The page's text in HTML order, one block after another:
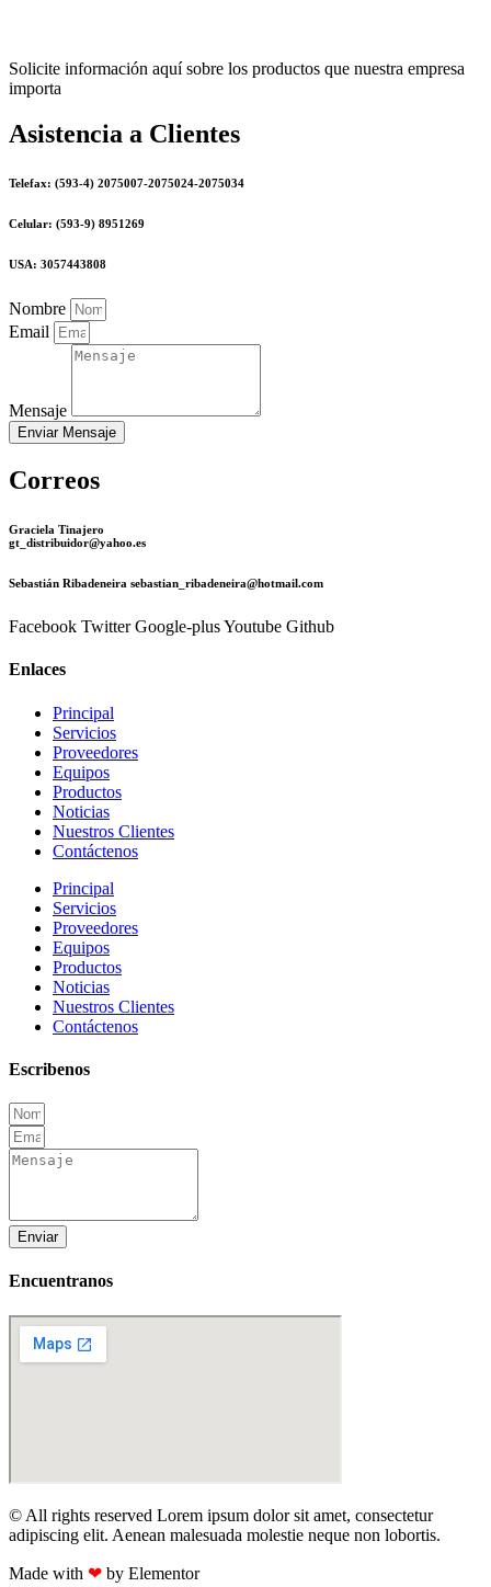
Solicite información aquí sobre los productos que nuestra empresa
importa
Asistencia a Clientes
Telefax: (593-4) 2075007-2075024-2075034
Celular: (593-9) 8951269
USA: 3057443808
Nombre
Email
Mensaje
Enviar Mensaje
Correos
Graciela Tinajero
gt_distribuidor@yahoo.es
Sebastián Ribadeneira sebastian_ribadeneira@hotmail.com
Facebook Twitter Google-plusYoutube Github
Enlaces
Principal
Servicios
Proveedores
Equipos
Productos
Noticias
Nuestros Clientes
Contáctenos
Principal
Servicios
Proveedores
Equipos
Productos
Noticias
Nuestros Clientes
Contáctenos
Escribenos
Enviar
Encuentranos
© All rights reserved Lorem ipsum dolor sit amet, consectetur
adipiscing elit. Aenean malesuada molestie neque non lobortis.
Made with ❤ by Elementor​​